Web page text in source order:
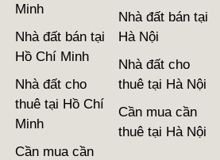
Minh
Nhà đất bán tại
Hồ Chí Minh
Nhà đất cho
thuê tại Hồ Chí
Minh
Cần mua cần
Nhà đất bán tại
Hà Nội
Nhà đất cho
thuê tại Hà Nội
Cần mua cần
thuê tại Hà Nội